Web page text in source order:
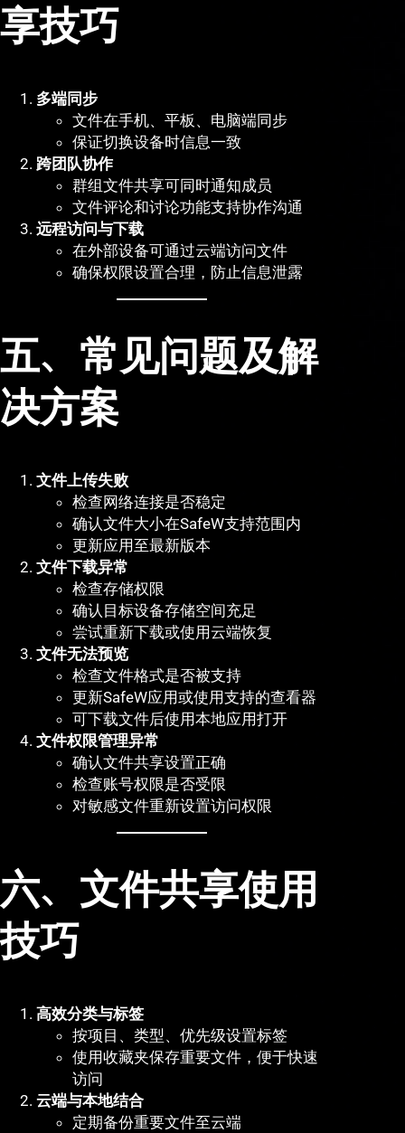
享技巧
多端同步
文件在手机、平板、电脑端同步
保证切换设备时信息一致
跨团队协作
群组文件共享可同时通知成员
文件评论和讨论功能支持协作沟通
远程访问与下载
在外部设备可通过云端访问文件
确保权限设置合理，防止信息泄露
五、常见问题及解
决方案
文件上传失败
检查网络连接是否稳定
确认文件大小在SafeW支持范围内
更新应用至最新版本
文件下载异常
检查存储权限
确认目标设备存储空间充足
尝试重新下载或使用云端恢复
文件无法预览
检查文件格式是否被支持
更新SafeW应用或使用支持的查看器
可下载文件后使用本地应用打开
文件权限管理异常
确认文件共享设置正确
检查账号权限是否受限
对敏感文件重新设置访问权限
六、文件共享使用
技巧
高效分类与标签
按项目、类型、优先级设置标签
使用收藏夹保存重要文件，便于快速
访问
云端与本地结合
定期备份重要文件至云端